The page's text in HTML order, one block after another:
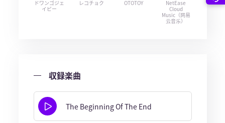
ドワンゴジェ
イピー
レコチョク OTOTOY
NetEase
Cloud
Music（网易
云音乐）
収録楽曲
The Beginning Of The End